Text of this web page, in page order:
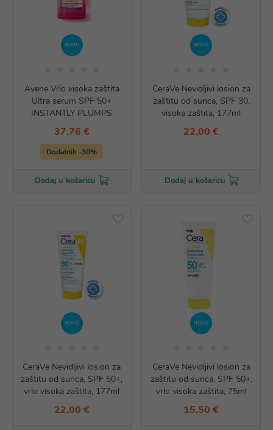
NOVO
Avene Vrlo visoka zaštita
Ultra serum SPF 50+
INSTANTLY PLUMPS
37,76 €
Dodatnih -30%
Dodaj u košaricu
NOVO
CeraVe Nevidljivi losion za
zaštitu od sunca, SPF 30,
visoka zaštita, 177ml
22,00 €
Dodaj u košaricu
NOVO
CeraVe Nevidljivi losion za
zaštitu od sunca, SPF 50+,
vrlo visoka zaštita, 177ml
22,00 €
NOVO
CeraVe Nevidljivi losion za
zaštitu od sunca, SPF 50+,
vrlo visoka zaštita, 75ml
15,50 €